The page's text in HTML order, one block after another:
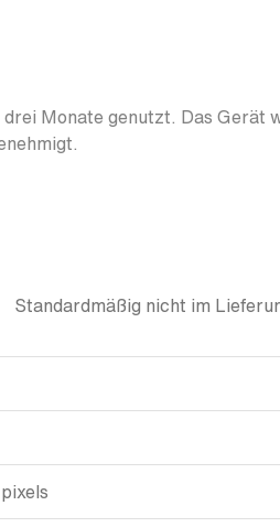
Monate genutzt. Das
Standardmäßig nicht im